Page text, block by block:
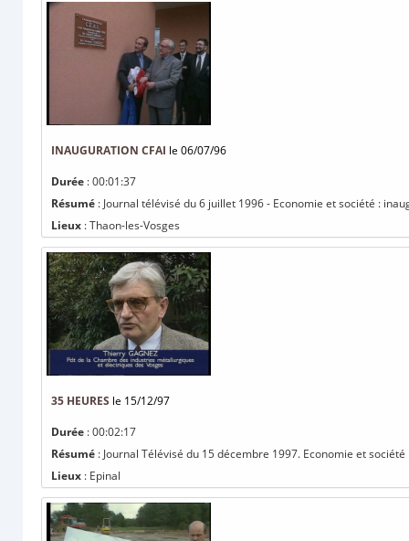
INAUGURATION CFAI le 06/07/96
Durée : 00:01:37
Résumé : Journal télévisé du 6 juillet 1996 - Economie et société :
Lieux : Thaon-les-Vosges
35 HEURES le 15/12/97
Durée : 00:02:17
Résumé : Journal Télévisé du 15 décembre 1997. Economie et
Lieux : Epinal